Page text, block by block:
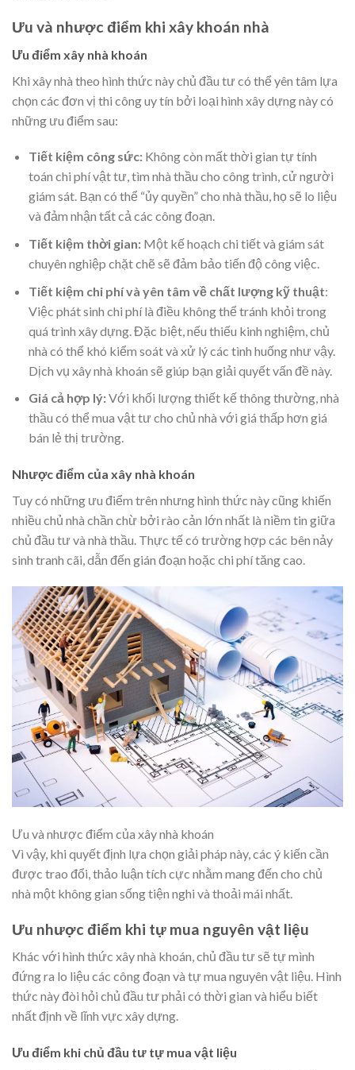
Ưu và nhược điểm khi xây khoán nhà
Ưu điểm xây nhà khoán
Khi xây nhà theo hình thức này chủ đầu tư có thể yên tâm lựa
chọn các đơn vị thi công uy tín bởi loại hình xây dựng này có
những ưu điểm sau:
Tiết kiệm công sức: Không còn mất thời gian tự tính
toán chi phí vật tư, tìm nhà thầu cho công trình, cử người
giám sát. Bạn có thể “ủy quyền” cho nhà thầu, họ sẽ lo liệu
và đảm nhận tất cả các công đoạn.
Tiết kiệm thời gian: Một kế hoạch chi tiết và giám sát
chuyên nghiệp chặt chẽ sẽ đảm bảo tiến độ công việc.
Tiết kiệm chi phí và yên tâm về chất lượng kỹ thuật:
Việc phát sinh chi phí là điều không thể tránh khỏi trong
quá trình xây dựng. Đặc biệt, nếu thiếu kinh nghiệm, chủ
nhà có thể khó kiểm soát và xử lý các tình huống như vậy.
Dịch vụ xây nhà khoán sẽ giúp bạn giải quyết vấn đề này.
Giá cả hợp lý:Với khối lượng thiết kế thông thường, nhà
thầu có thể mua vật tư cho chủ nhà với giá thấp hơn giá
bán lẻ thị trường.
Nhược điểm của xây nhà khoán
Tuy có những ưu điểm trên nhưng hình thức này cũng khiến
nhiều chủ nhà chần chừ bởi rào cản lớn nhất là niềm tin giữa
chủ đầu tư và nhà thầu. Thực tế có trường hợp các bên nảy
sinh tranh cãi, dẫn đến gián đoạn hoặc chi phí tăng cao.
Ưu và nhược điểm của xây nhà khoán
Vì vậy, khi quyết định lựa chọn giải pháp này, các ý kiến ​​cần
được trao đổi, thảo luận tích cực nhằm mang đến cho chủ
nhà một không gian sống tiện nghi và thoải mái nhất.
Ưu nhược điểm khi tự mua nguyên vật liệu
Khác với hình thức xây nhà khoán, chủ đầu tư sẽ tự mình
đứng ra lo liệu các công đoạn và tự mua nguyên vật liệu. Hình
thức này đòi hỏi chủ đầu tư phải có thời gian và hiểu biết
nhất định về lĩnh vực xây dựng.
Ưu điểm khi chủ đầu tư tự mua vật liệu